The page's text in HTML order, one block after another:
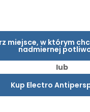
miejsce, w którym
nadmiernej
lub
Kup Electro